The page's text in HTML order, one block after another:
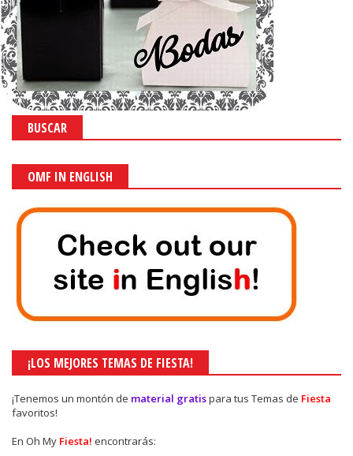
BUSCAR
OMF IN ENGLISH
¡LOS MEJORES TEMAS DE FIESTA!
¡Tenemos un montón de material gratispara tus Temas de Fiesta
favoritos!
En Oh My Fiesta! encontrarás: